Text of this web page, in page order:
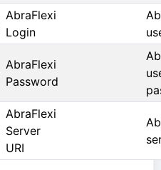
AbraFlexi
Login
AbraFlexi
Password
AbraFlexi
Server
URI